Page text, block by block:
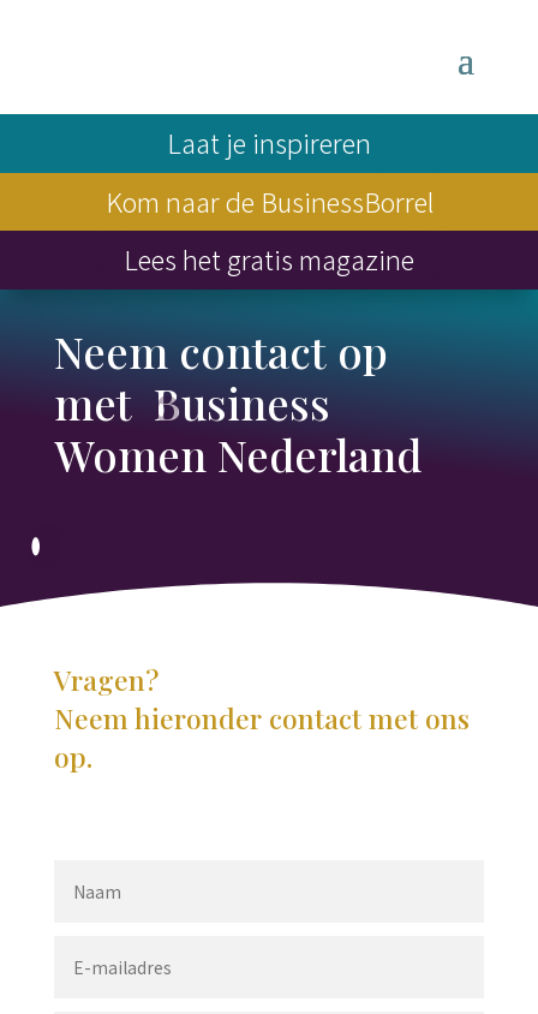
Laat je inspireren
Kom naar de BusinessBorrel
Lees het gratis magazine
Neem contact op
met Business
Women Nederland
Vragen?
Neem hieronder contact met ons
op.